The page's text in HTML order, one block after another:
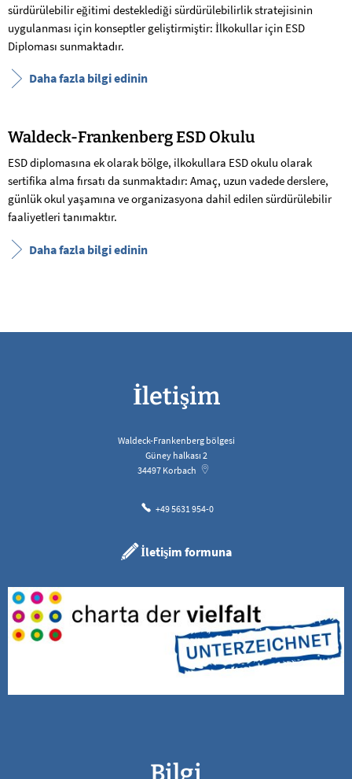
sürdürülebilir eğitimi desteklediği sürdürülebilirlik stratejisinin
uygulanması için konseptler geliştirmiştir: İlkokullar için ESD
Diploması sunmaktadır.
Daha fazla bilgi edinin
Waldeck-Frankenberg ESD Okulu
ESD diplomasına ek olarak bölge, ilkokullara ESD okulu olarak
sertifika alma fırsatı da sunmaktadır: Amaç, uzun vadede derslere,
günlük okul yaşamına ve organizasyona dahil edilen sürdürülebilir
faaliyetleri tanımaktır.
Daha fazla bilgi edinin
İletişim
Waldeck-Frankenberg bölgesi
Güney halkası 2
34497 Korbach
+49 5631 954-0
İletişim formuna